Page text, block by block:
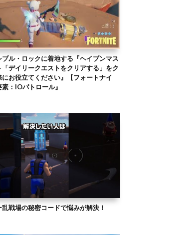
ブル・ロックに着地する『ヘイブンマス
「デイリークエストをクリアする」をク
にお役立てください』【フォートナイ
素：IOパトロール』
戦場の秘密コードで悩みが解決！